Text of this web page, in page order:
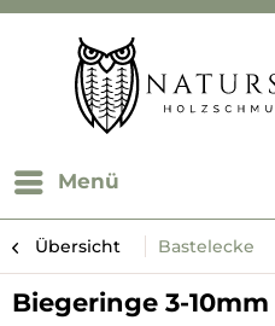
Menü
Übersicht Bastelecke
Biegeringe 3-10mm